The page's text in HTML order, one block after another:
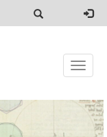
Toggle